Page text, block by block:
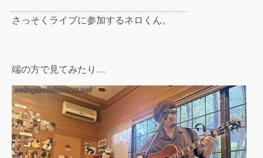
さっそくライブに参加するネロくん。
端の方で見てみたり…